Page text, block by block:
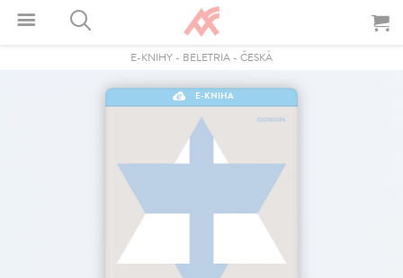
E-KNIHY - BELETRIA - ČESKÁ
E-KNIHA